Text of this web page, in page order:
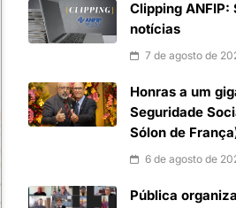
Clipping ANFIP:
notícias
7 de agosto de
Honras a um
Seguridade
Sólon de
6 de agosto de
Pública